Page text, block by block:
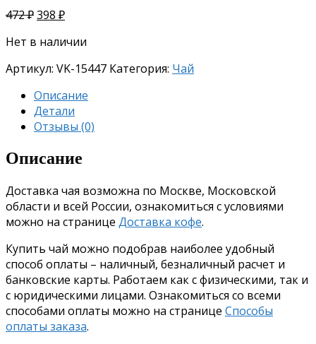
472₽398 ₽
Нет в наличии
Артикул: VK-15447 Категория: Чай
Описание
Детали
Отзывы (0)
Описание
Доставка чая возможна по Москве, Московской
области и всей России, ознакомиться с условиями
можно на странице Доставка кофе.
Купить чай можно подобрав наиболее удобный
способ оплаты – наличный, безналичный расчет и
банковские карты. Работаем как с физическими, так и
с юридическими лицами. Ознакомиться со всеми
способами оплаты можно на странице Способы
оплаты заказа.